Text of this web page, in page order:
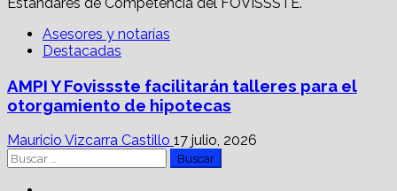
Asesores y notarías
Destacadas
AMPI Y Fovissste facilitarán talleres para el
otorgamiento de hipotecas
Mauricio Vizcarra Castillo 17 julio, 2026
Buscar: